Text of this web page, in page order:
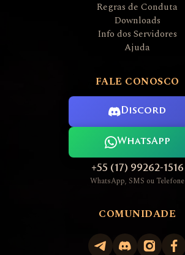
Regras de Conduta
Downloads
Info dos Servidores
Ajuda
FALE CONOSCO
Discord
WhatsApp
+55 (17) 99262-1516
WhatsApp, SMS ou Telefone
COMUNIDADE